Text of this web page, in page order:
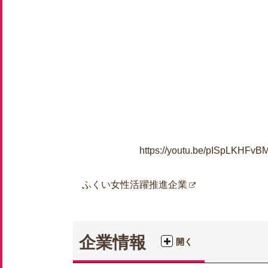
https://youtu.be/
ふくい女性活躍推進企業
企業情報 開く